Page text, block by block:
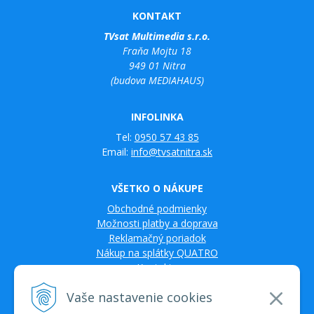
Vaše nastavenie cookies
KONTAKT
TVsat Multimedia s.r.o.
Fraňa Mojtu 18
949 01 Nitra
(budova MEDIAHAUS)
INFOLINKA
Tel: 0950 57 43 85
Email: info@tvsatnitra.sk
VŠETKO O NÁKUPE
Obchodné podmienky
Možnosti platby a doprava
Reklamačný poriadok
Nákup na splátky QUATRO
Kontakty